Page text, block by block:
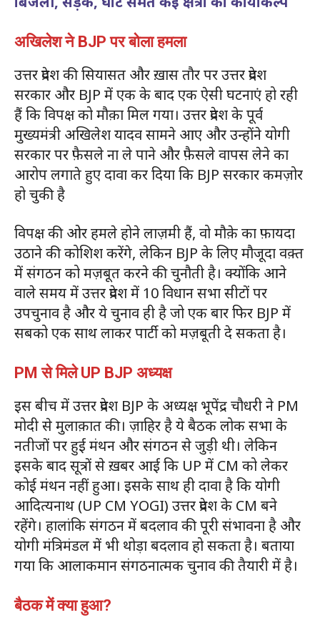
अखिलेश ने BJP पर बोला हमला
उत्तर प्रदेश की सियासत और ख़ास तौर पर उत्तर प्रदेश
सरकार और BJP में एक के बाद एक ऐसी घटनाएं हो रही
हैं कि विपक्ष को मौक़ा मिल गया। उत्तर प्रदेश के पूर्व
मुख्यमंत्री अखिलेश यादव सामने आए और उन्होंने योगी
सरकार पर फ़ैसले ना ले पाने और फ़ैसले वापस लेने का
आरोप लगाते हुए दावा कर दिया कि BJP सरकार कमज़ोर
हो चुकी है
विपक्ष की ओर हमले होने लाज़मी हैं, वो मौक़े का फ़ायदा
उठाने की कोशिश करेंगे, लेकिन BJP के लिए मौजूदा वक़्त
में संगठन को मज़बूत करने की चुनौती है। क्योंकि आने
वाले समय में उत्तर प्रदेश में 10 विधान सभा सीटों पर
उपचुनाव है और ये चुनाव ही है जो एक बार फिर BJP में
सबको एक साथ लाकर पार्टी को मज़बूती दे सकता है।
PM से मिले UP BJP अध्यक्ष
इस बीच में उत्तर प्रदेश BJP के अध्यक्ष भूपेंद्र चौधरी ने PM
मोदी से मुलाक़ात की। ज़ाहिर है ये बैठक लोक सभा के
नतीजों पर हुई मंथन और संगठन से जुड़ी थी। लेकिन
इसके बाद सूत्रों से ख़बर आई कि UP में CM को लेकर
कोई मंथन नहीं हुआ। इसके साथ ही दावा है कि योगी
आदित्यनाथ (UP CM YOGI) उत्तर प्रदेश के CM बने
रहेंगे। हालांकि संगठन में बदलाव की पूरी संभावना है और
योगी मंत्रिमंडल में भी थोड़ा बदलाव हो सकता है। बताया
गया कि आलाकमान संगठनात्मक चुनाव की तैयारी में है।
बैठक में क्या हुआ?